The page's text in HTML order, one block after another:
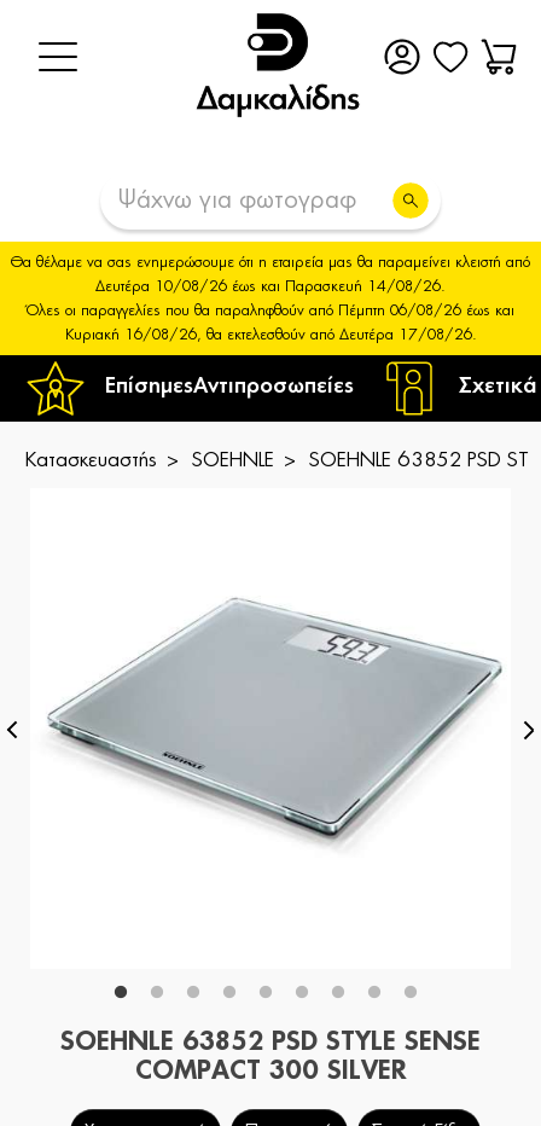
ΕπίσημεςΑντιπροσωπείες
Θα θέλαμε να σας ενημερώσουμε ότι η εταιρεία μας θα παραμείνει κλειστή από
Δευτέρα 10/08/26 έως και Παρασκευή 14/08/26.
Όλες οι παραγγελίες που θα παραληφθούν από Πέμπτη 06/08/26 έως και
Κυριακή 16/08/26, θα εκτελεσθούν από Δευτέρα 17/08/26.
Κατασκευαστής SOEHNLE SOEHNLE 63852 PSD
SOEHNLE 63852 PSD STYLE SENSE
COMPACT 300 SILVER